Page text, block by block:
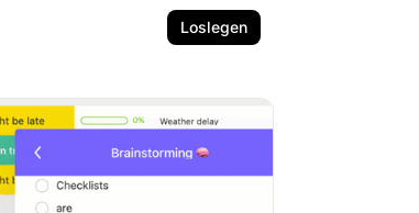
Loslegen